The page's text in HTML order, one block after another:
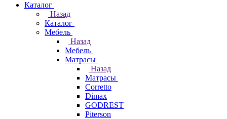
Каталог
Назад
Каталог
Мебель
Назад
Мебель
Матрасы
Назад
Матрасы
Corretto
Dimax
GODREST
Piterson